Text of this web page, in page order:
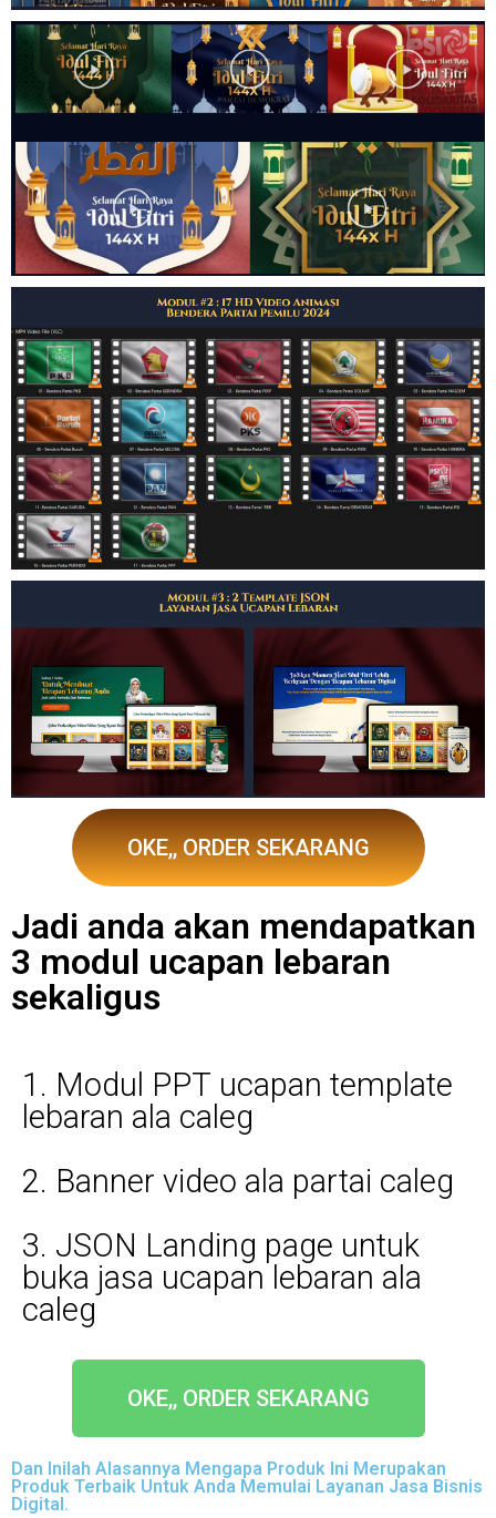
OKE,, ORDER SEKARANG
Jadi anda akan mendapatkan
3 modul ucapan lebaran
sekaligus
1. Modul PPT ucapan template
lebaran ala caleg
2. Banner video ala partai caleg
3. JSON Landing page untuk
buka jasa ucapan lebaran ala
caleg
OKE,, ORDER SEKARANG
Dan Inilah Alasannya Mengapa Produk Ini Merupakan
Produk Terbaik Untuk Anda Memulai Layanan Jasa Bisnis
Digital.